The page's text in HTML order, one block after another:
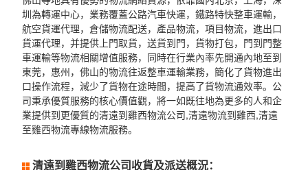
圳為轉運中心，業務覆蓋公路汽車快運，鐵路特快整車運輸，
航空貨運代理，倉儲物流配送，產品物流，項目物流，進出口
貨運代理，并提供上門取貨，送貨到門，貨物打包，門到門整
車運輸等物流相關增值服務，同時在行業內率先開通內地至到
東莞，惠州，佛山的物流往返整車運輸業務，簡化了貨物進出
口操作流程，減少了貨物在途時間，提高了貨物流通效率。公
司秉承優質服務的核心價值觀，將一如既往地為更多的人和企
業提供到更優質的清遠到雞西物流公司,清遠物流到雞西,清遠
至雞西物流專線物流服務。
清遠到雞西物流公司收貨及派送概況：